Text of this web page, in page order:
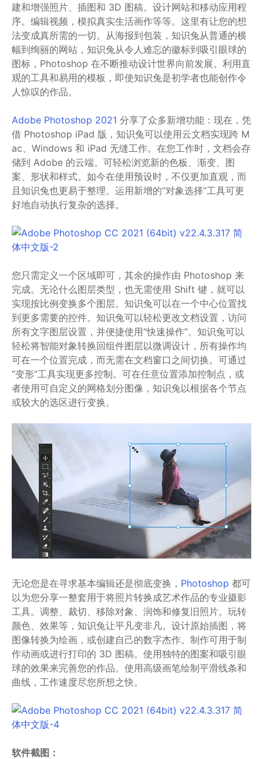
建和增强照片、插图和 3D 图稿。设计网站和移动应用程
序。编辑视频，模拟真实生活画作等等。这里有让您的想
法变成真所需的一切。从海报到包装，知识兔从普通的横
幅到绚丽的网站，知识兔从令人难忘的徽标到吸引眼球的
图标，Photoshop 在不断推动设计世界向前发展。利用直
观的工具和易用的模板，即使知识兔是初学者也能创作令
人惊叹的作品。
Adobe Photoshop 2021 分享了众多新增功能：现在，凭
借 Photoshop iPad 版，知识兔可以使用云文档实现跨 M
ac、Windows 和 iPad 无缝工作。在您工作时，文档会存
储到 Adobe 的云端。可轻松浏览新的色板、渐变、图
案、形状和样式。如今在使用预设时，不仅更加直观，而
且知识兔也更易于整理。运用新增的“对象选择”工具可更
好地自动执行复杂的选择。
您只需定义一个区域即可，其余的操作由 Photoshop 来
完成。无论什么图层类型，也无需使用 Shift 键，就可以
实现按比例变换多个图层。知识兔可以在一个中心位置找
到更多需要的控件。知识兔可以轻松更改文档设置，访问
所有文字图层设置，并便捷使用“快速操作”。知识兔可以
轻松将智能对象转换回组件图层以微调设计，所有操作均
可在一个位置完成，而无需在文档窗口之间切换。可通过
“变形”工具实现更多控制。可在任意位置添加控制点，或
者使用可自定义的网格划分图像，知识兔以根据各个节点
或较大的选区进行变换。
无论您是在寻求基本编辑还是彻底变换， Photoshop 都可
以为您分享一整套用于将照片转换成艺术作品的专业摄影
工具。调整、裁切、移除对象、润饰和修复旧照片。玩转
颜色、效果等，知识兔让平凡变非凡。设计原始插图，将
图像转换为绘画，或创建自己的数字杰作。制作可用于制
作动画或进行打印的 3D 图稿。使用独特的图案和吸引眼
球的效果来完善您的作品。使用高级画笔绘制平滑线条和
曲线，工作速度尽您所想之快。
软件截图：